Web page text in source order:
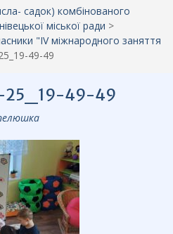
садок) комбінованого
міської ради >
"IV міжнародного заняття
49-49
25_19-49-49